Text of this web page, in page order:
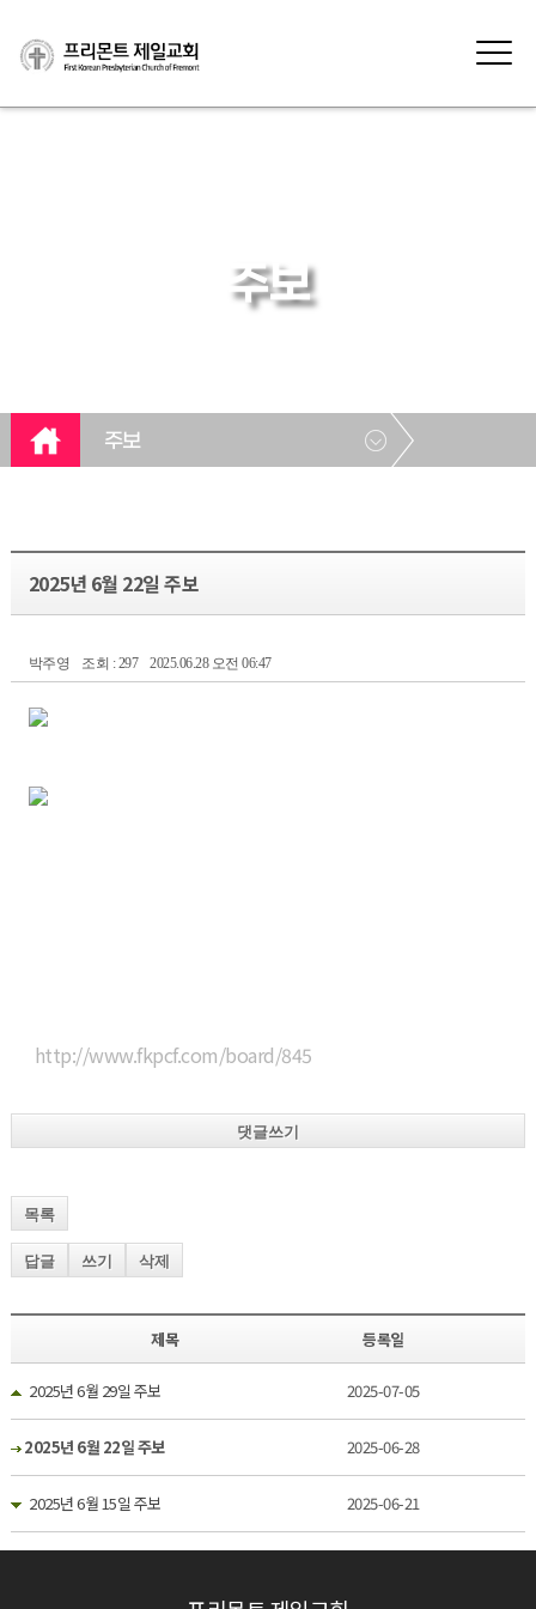
주보
주보
2025년 6월 22일 주보
박주영 조회 : 297 2025.06.28 오전 06:47
http://www.fkpcf.com/board/845
댓글쓰기
목록
답글 쓰기 삭제
제목 등록일
2025년 6월 29일 주보 2025-07-05
2025년 6월 22일 주보 2025-06-28
2025년 6월 15일 주보 2025-06-21